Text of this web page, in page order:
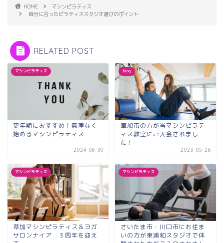
HOME
マシンピラティス
自分に合ったピラティススタジオ選びのポイント
RELATED POST
マシンピラティス
更年期におすすめ！無理なく
始めるマシンピラティス
2024-06-30
blog
草加市の方が当マシンピラテ
ィス教室にご入会されまし
た！
2023-05-26
マシンピラティス
草加マシンピラティス＆ヨガ
サロンナイア ３周年を迎え
マシンピラティス
さいたま市・川口市にお住ま
いの方が東浦和スタジオで体